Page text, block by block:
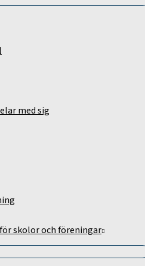
med sig
skolor och föreningar